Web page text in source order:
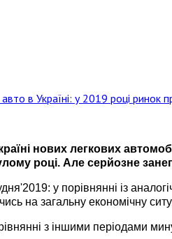
нових легкових
році. Але серйозне
у порівнянні із
на загальну економічну
з іншими періодами